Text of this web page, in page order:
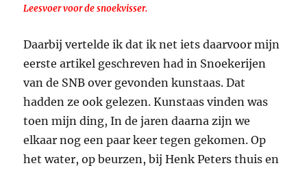
Leesvoer voor de snoekvisser.
Daarbij vertelde ik dat ik net iets daarvoor mijn
eerste artikel geschreven had in Snoekerijen
van de SNB over gevonden kunstaas. Dat
hadden ze ook gelezen. Kunstaas vinden was
toen mijn ding, In de jaren daarna zijn we
elkaar nog een paar keer tegen gekomen. Op
het water, op beurzen, bij Henk Peters thuis en